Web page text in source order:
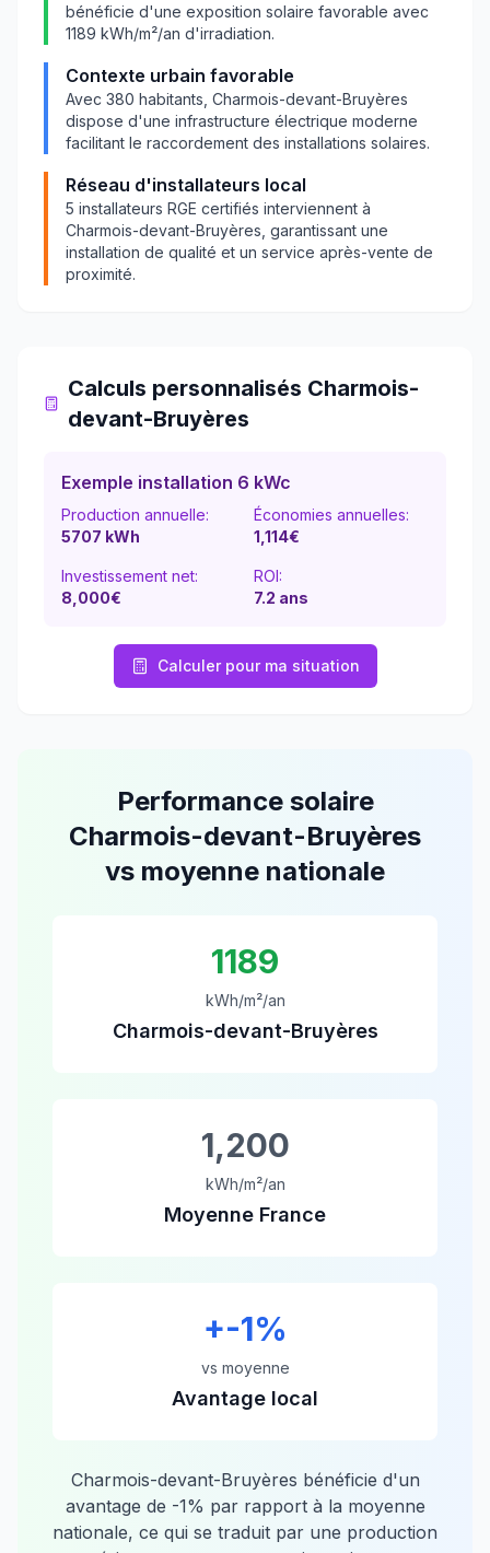
bénéficie d'une exposition solaire favorable avec
1189 kWh/m²/an d'irradiation.
Contexte urbain favorable
Avec 380 habitants, Charmois-devant-Bruyères
dispose d'une infrastructure électrique moderne
facilitant le raccordement des installations solaires.
Réseau d'installateurs local
5 installateurs RGE certifiés interviennent à
Charmois-devant-Bruyères , garantissant une
installation de qualité et un service après-vente de
proximité.
Calculs personnalisés Charmois-
devant-Bruyères
Exemple installation 6 kWc
Production annuelle:
5707 kWh
Économies annuelles:
1,114€
Investissement net:
8,000€
ROI:
7.2 ans
Calculer pour ma situation
Performance solaire
Charmois-devant-Bruyères
vs moyenne nationale
1189
kWh/m²/an
Charmois-devant-Bruyères
1,200
kWh/m²/an
Moyenne France
+-1%
vs moyenne
Avantage local
Charmois-devant-Bruyères bénéficie d'un
avantage de -1% par rapport à la moyenne
nationale, ce qui se traduit par une production